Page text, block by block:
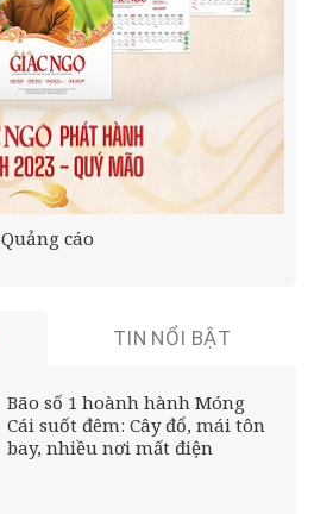
Quảng cáo
TIN NỔI BẬT
Bão số 1 hoành hành Móng
Cái suốt đêm: Cây đổ, mái tôn
bay, nhiều nơi mất điện